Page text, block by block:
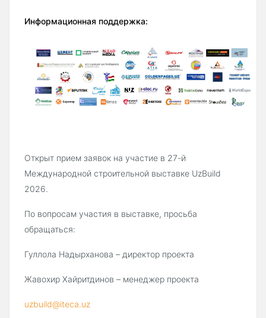
Информационная поддержка:
Открыт прием заявок на участие в 27-й
Международной строительной выставке UzBuild
2026.
По вопросам участия в выставке, просьба
обращаться:
Гуллола Надырханова – директор проекта
Жавохир Хайритдинов – менеджер проекта
uzbuild@iteca.uz